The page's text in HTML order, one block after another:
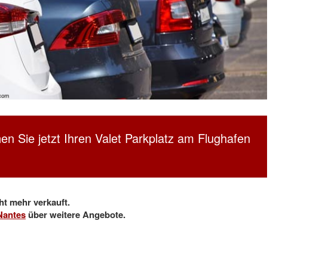
Sie jetzt Ihren Valet Parkplatz am Flughafen
mehr verkauft.
über weitere Angebote.